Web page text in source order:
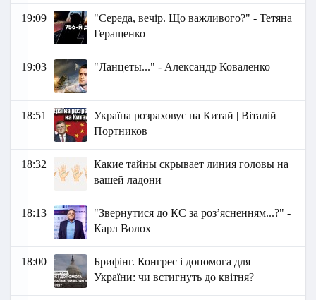
19:09
"Середа, вечір. Що важливого?" - Тетяна
Геращенко
19:03 "Ланцеты..." - Александр Коваленко
18:51
Україна розраховує на Китай | Віталій
Портников
18:32
Какие тайны скрывает линия головы на
вашей ладони
18:13
"Звернутися до КС за розʼясненням...?" -
Карл Волох
18:00
Брифінг. Конгрес і допомога для
України: чи встигнуть до квітня?